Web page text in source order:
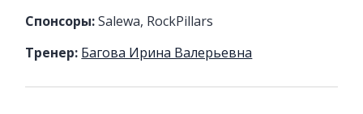
Спонсоры:Salewa, RockPillars
Тренер: Багова Ирина Валерьевна